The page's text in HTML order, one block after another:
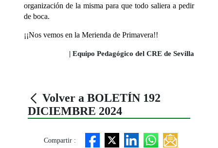
organización de la misma para que todo saliera a pedir
de boca.
¡¡Nos vemos en la Merienda de Primavera!!
| Equipo Pedagógico del CRE de Sevilla
Volver a BOLETÍN 192
DICIEMBRE 2024
Compartir :